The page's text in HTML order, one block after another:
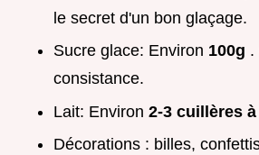
le secret d'un bon glaçage.
Sucre glace: Environ 100g .
consistance.
Lait: Environ 2-3 cuillères
Décorations : billes,